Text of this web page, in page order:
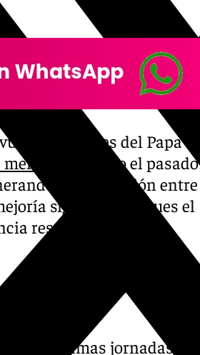
imágenes del Papa
mensaje grabadoel pasado
preocupación entre
significativa, pues el
respiratoria en ese
agredecer-
las últimas jornadas